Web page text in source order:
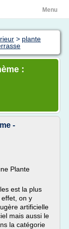
Menu
> plante
:
-
Plante
est la plus
on y
artificielle
mais aussi le
la catégorie